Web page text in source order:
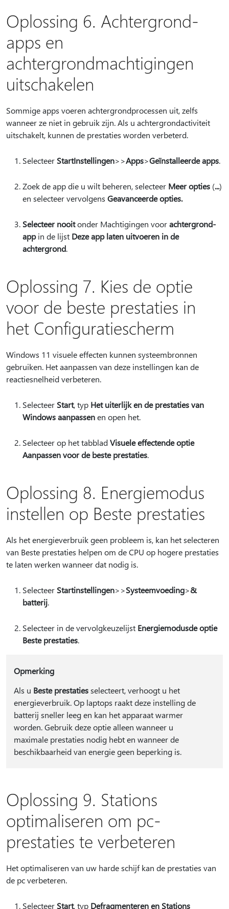
Oplossing 6. Achtergrond-
apps en
achtergrondmachtigingen
uitschakelen
Sommige apps voeren achtergrondprocessen uit, zelfs
wanneer ze niet in gebruik zijn. Als u achtergrondactiviteit
uitschakelt, kunnen de prestaties worden verbeterd.
Selecteer StartInstellingen>>Apps>Geïnstalleerde apps.
Zoek de app die u wilt beheren, selecteer Meer opties (...)
en selecteer vervolgens Geavanceerde opties.
Selecteer nooitonder Machtigingen voorachtergrond-
appin de lijst Deze app laten uitvoeren in de
achtergrond.
Oplossing 7. Kies de optie
voor de beste prestaties in
het Configuratiescherm
Windows 11 visuele effecten kunnen systeembronnen
gebruiken. Het aanpassen van deze instellingen kan de
reactiesnelheid verbeteren.
Selecteer Start, typ Het uiterlijk en de prestaties van
Windows aanpassenen open het.
Selecteer op het tabbladVisuele effectende optie
Aanpassen voor de beste prestaties.
Oplossing 8. Energiemodus
instellen op Beste prestaties
Als het energieverbruik geen probleem is, kan het selecteren
van Beste prestaties helpen om de CPU op hogere prestaties
te laten werken wanneer dat nodig is.
Selecteer Startinstellingen>>Systeemvoeding>&
batterij.
Selecteer in de vervolgkeuzelijst Energiemodusde optie
Beste prestaties.
Opmerking
Als u Beste prestatiesselecteert, verhoogt u het
energieverbruik. Op laptops raakt deze instelling de
batterij sneller leeg en kan het apparaat warmer
worden. Gebruik deze optie alleen wanneer u
maximale prestaties nodig hebt en wanneer de
beschikbaarheid van energie geen beperking is.
Oplossing 9. Stations
optimaliseren om pc-
prestaties te verbeteren
Het optimaliseren van uw harde schijf kan de prestaties van
de pc verbeteren.
Selecteer Start, typ Defragmenteren en Stations